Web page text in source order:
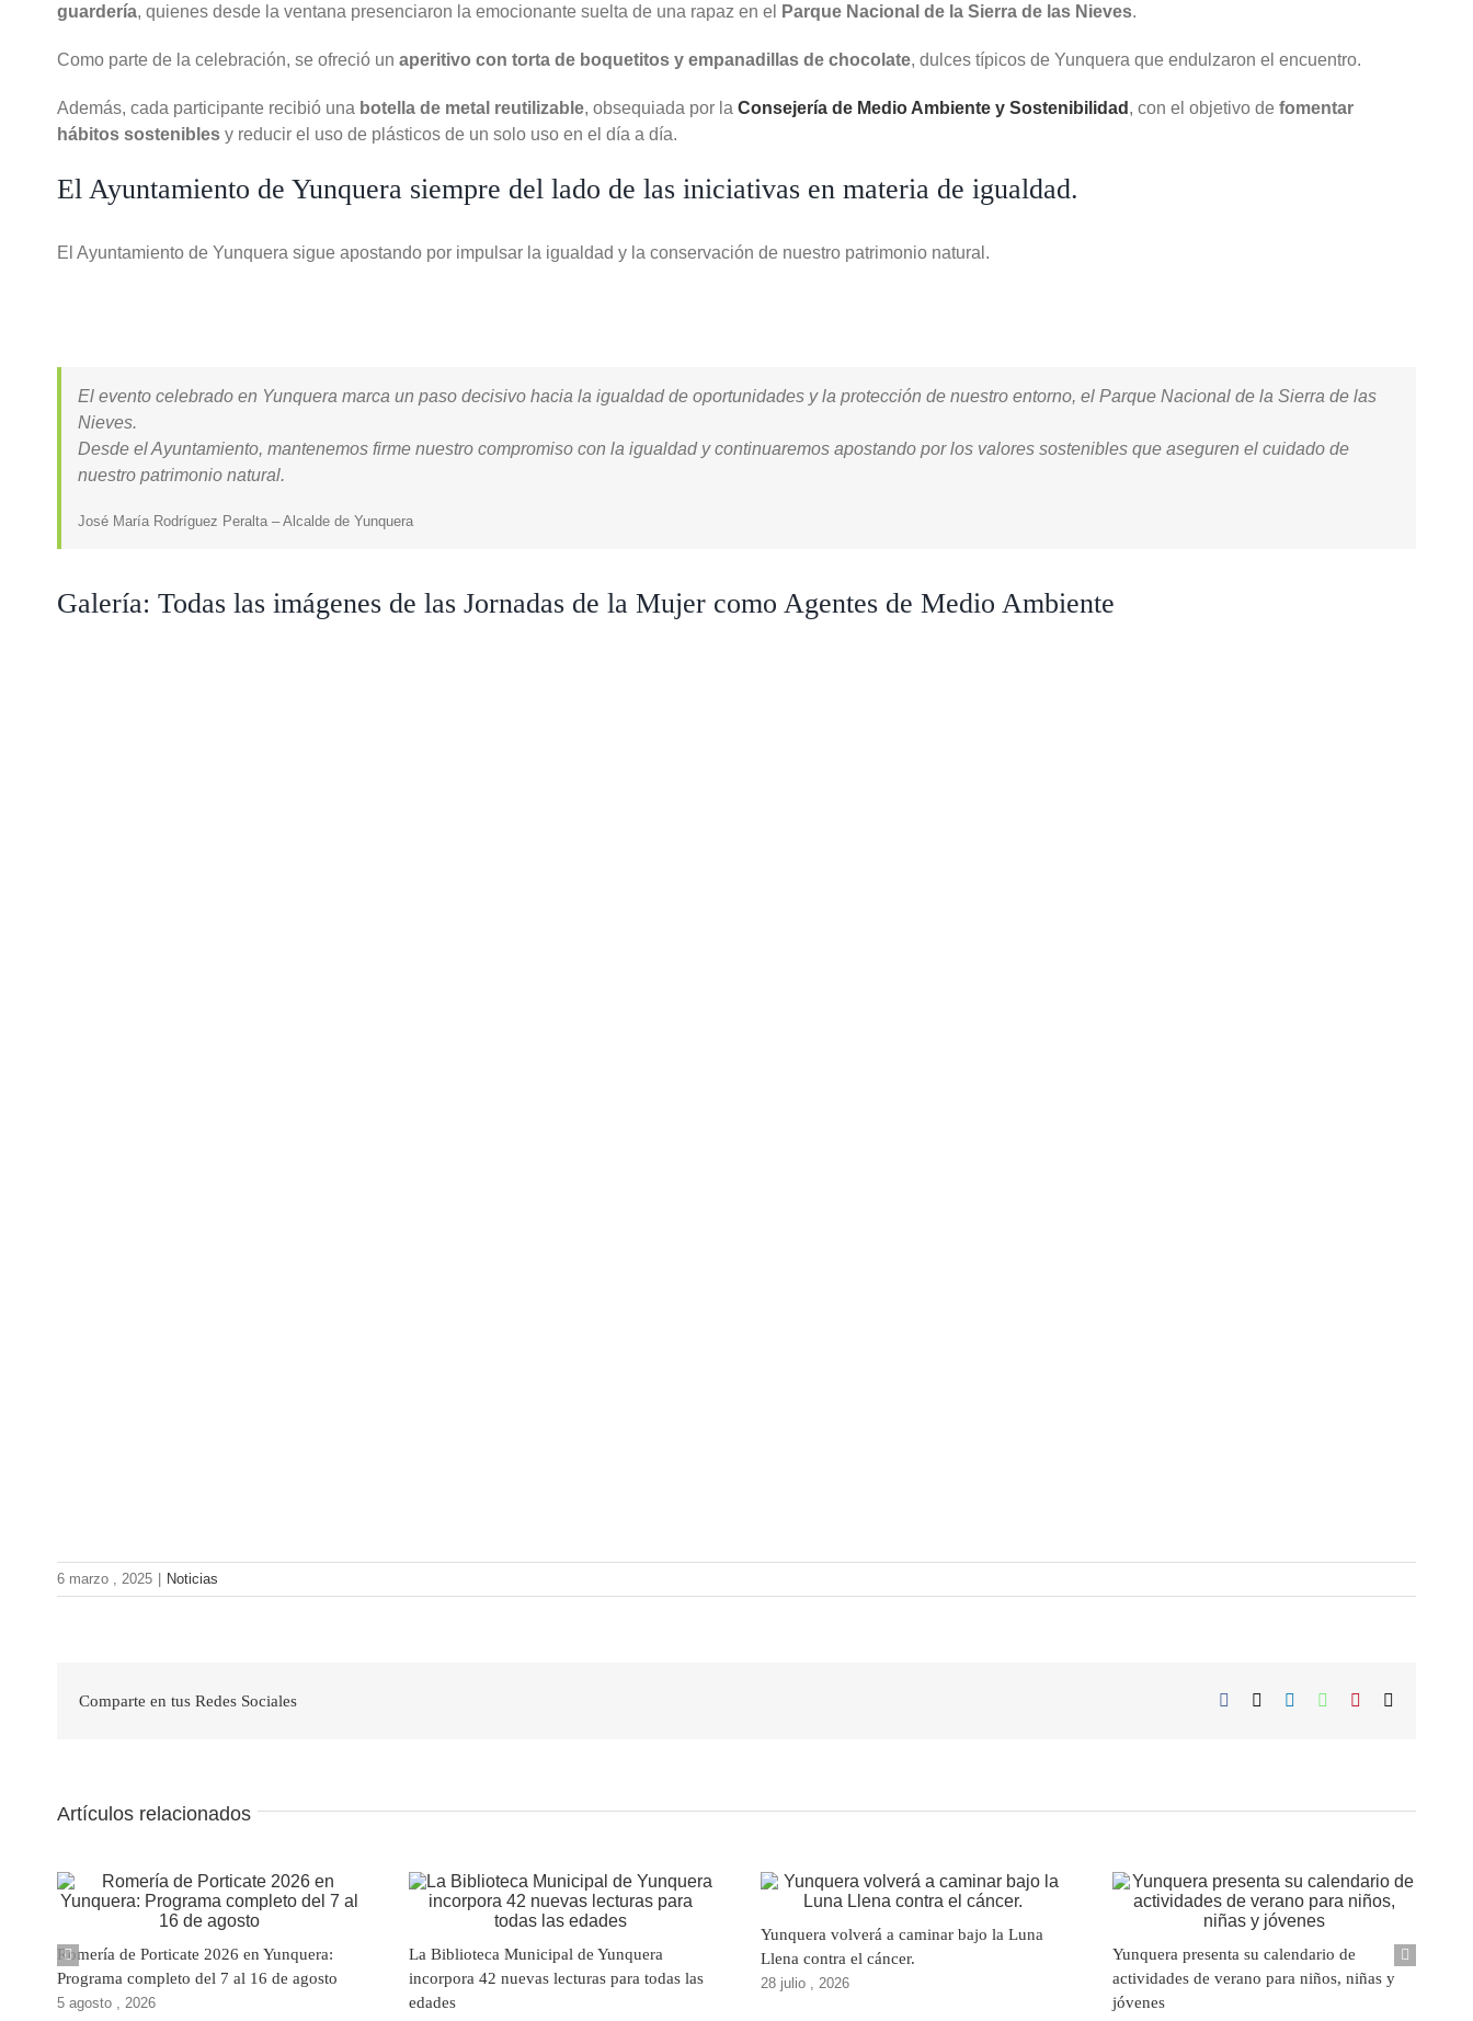
guardería, quienes desde la ventana presenciaron la emocionante suelta de una rapaz en el Parque Nacional de la Sierra de las Nieves.
Como parte de la celebración, se ofreció un aperitivo con torta de boquetitos y empanadillas de chocolate, dulces típicos de Yunquera que endulzaron el encuentro.
Además, cada participante recibió una botella de metal reutilizable, obsequiada por la Consejería de Medio Ambiente y Sostenibilidad , con el objetivo de fomentar
hábitos sostenibles y reducir el uso de plásticos de un solo uso en el día a día.
El Ayuntamiento de Yunquera siempre del lado de las iniciativas en materia de igualdad.
El Ayuntamiento de Yunquera sigue apostando por impulsar la igualdad y la conservación de nuestro patrimonio natural.
El evento celebrado en Yunquera marca un paso decisivo hacia la igualdad de oportunidades y la protección de nuestro entorno, el Parque Nacional de la Sierra de las
Nieves.
Desde el Ayuntamiento, mantenemos firme nuestro compromiso con la igualdad y continuaremos apostando por los valores sostenibles que aseguren el cuidado de
nuestro patrimonio natural.
José María Rodríguez Peralta – Alcalde de Yunquera
Galería: Todas las imágenes de las Jornadas de la Mujer como Agentes de Medio Ambiente
6 marzo , 2025 Noticias
Comparte en tus Redes Sociales Facebook LinkedInWhatsApp
Pinterest
Artículos relacionados
Romería de Porticate 2026 en Yunquera:
Programa completo del 7 al 16 de agosto
5 agosto , 2026
La Biblioteca Municipal de Yunquera
incorpora 42 nuevas lecturas para todas las
edades
Yunquera volverá a caminar bajo la Luna
Llena contra el cáncer.
28 julio , 2026
Yunquera presenta su calendario de
actividades de verano para niños, niñas y
jóvenes